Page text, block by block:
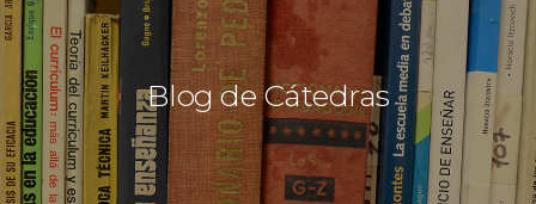
CARRERAS
CALENDARIO ACADÉMICO
CÁTEDRAS
ESTUDIANTES
Blog de Cátedras